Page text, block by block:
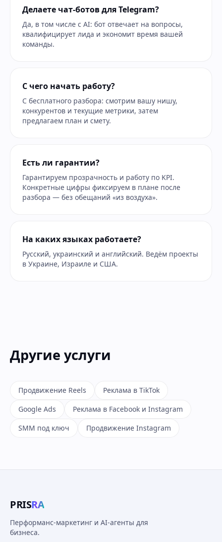
Делаете чат-ботов для Telegram?
Да, в том числе с AI: бот отвечает на вопросы,
квалифицирует лида и экономит время вашей
команды.
С чего начать работу?
С бесплатного разбора: смотрим вашу нишу,
конкурентов и текущие метрики, затем
предлагаем план и смету.
Есть ли гарантии?
Гарантируем прозрачность и работу по KPI.
Конкретные цифры фиксируем в плане после
разбора — без обещаний «из воздуха».
На каких языках работаете?
Русский, украинский и английский. Ведём проекты
в Украине, Израиле и США.
Другие услуги
Продвижение Reels
Реклама в TikTok
Google Ads
Реклама в Facebook и Instagram
SMM под ключ
Продвижение Instagram
PRISRA
Перформанс-маркетинг и AI-агенты для
бизнеса.